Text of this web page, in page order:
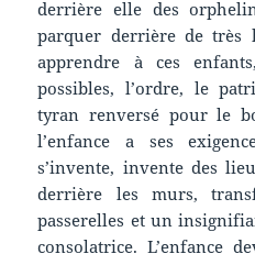
derrière elle des
parquer derrière de
apprendre à ces
possibles, l’ordre, le
tyran renversé pour le
l’enfance a ses
s’invente, invente des
derrière les murs,
passerelles et un
consolatrice. L’enfance